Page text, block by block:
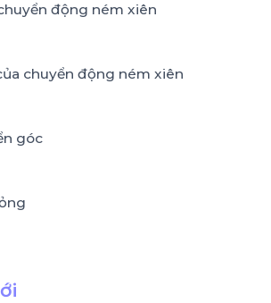
động ném xiên
chuyển động ném xiên
góc